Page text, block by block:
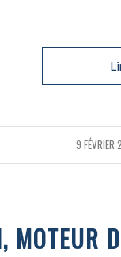
9 FÉVRIER
/
MOTEUR